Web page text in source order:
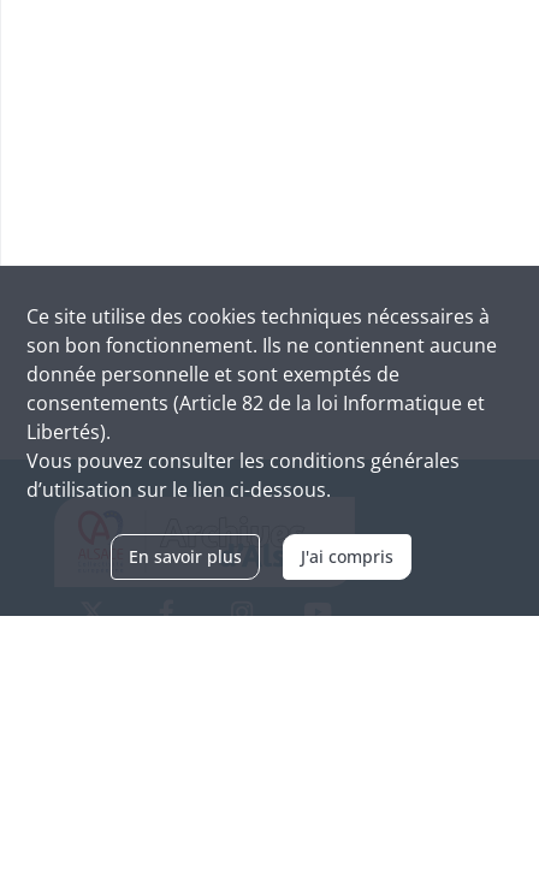
Ce site utilise des cookies techniques nécessaires à
son bon fonctionnement. Ils ne contiennent aucune
donnée personnelle et sont exemptés de
consentements (Article 82 de la loi Informatique et
Libertés).
Vous pouvez consulter les conditions générales
d’utilisation sur le lien ci-dessous.
En savoir plus J'ai compris